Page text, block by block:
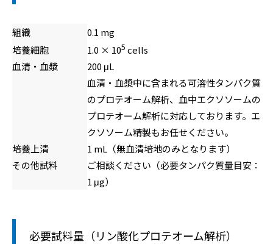
組織
0.1 mg
培養細胞
1.0 × 105 cells
血清・血漿
200 μL
血清・血漿中に含まれる可溶性タンパク質
のプロテオーム解析、血中エクソソームの
プロテオーム解析に対応しております。エ
クソソーム精製もお任せください。
培養上清
1 mL（無血清培地のみとなります）
その他試料
ご相談ください（必要タンパク質量目安：
1 μg）
必要試料量（リン酸化プロテオーム解析）